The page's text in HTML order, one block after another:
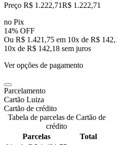
Preço R$ 1.222,71R$ 1.222,71
no Pix
14% OFF
Ou R$ 1.421,75 em 10x de R$
10x de R$ 142,18 sem juros
Ver opções de pagamento
Parcelamento
Cartão Luiza
Cartão de crédito
Tabela de parcelas de Cartão de
crédito
Parcelas
Total